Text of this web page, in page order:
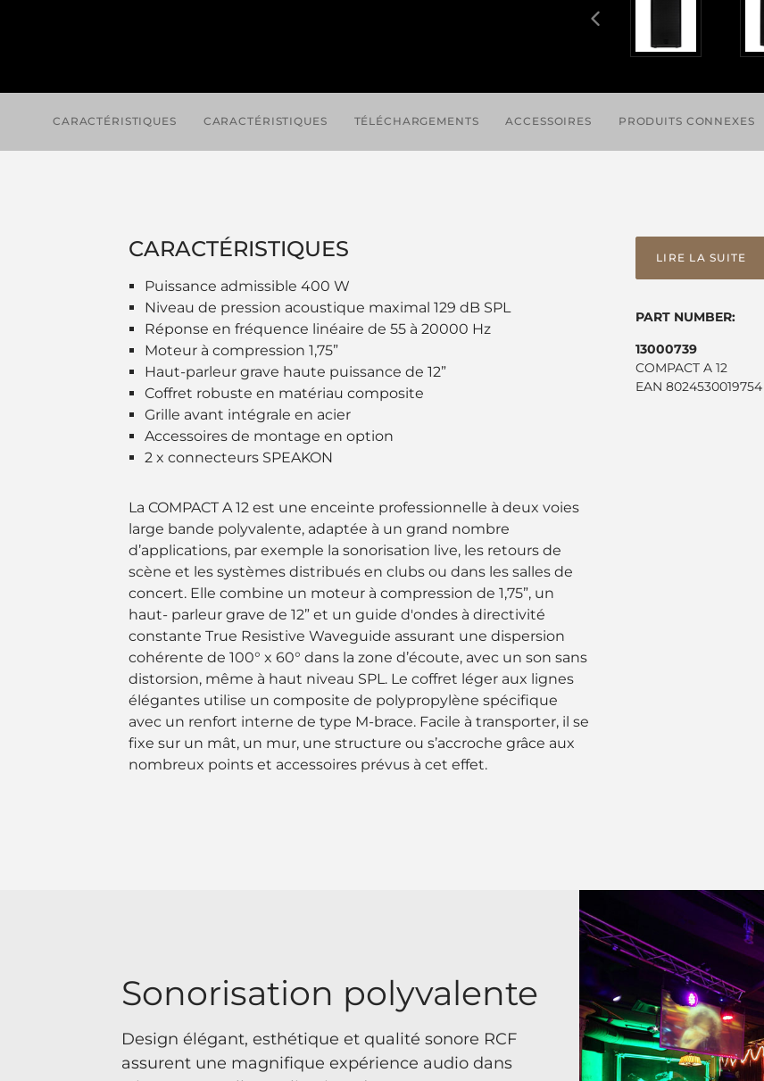
CARACTÉRISTIQUES CARACTÉRISTIQUES TÉLÉCHARGEMENTS ACCESSOIRES PRODUITS CONNEXES
CARACTÉRISTIQUES
Puissance admissible 400 W
Niveau de pression acoustique maximal 129 dB SPL
Réponse en fréquence linéaire de 55 à 20000 Hz
Moteur à compression 1,75”
Haut-parleur grave haute puissance de 12”
Coffret robuste en matériau composite
Grille avant intégrale en acier
Accessoires de montage en option
2 x connecteurs SPEAKON
La COMPACT A 12 est une enceinte professionnelle à deux voies
large bande polyvalente, adaptée à un grand nombre
d’applications, par exemple la sonorisation live, les retours de
scène et les systèmes distribués en clubs ou dans les salles de
concert. Elle combine un moteur à compression de 1,75”, un
haut- parleur grave de 12” et un guide d'ondes à directivité
constante True Resistive Waveguide assurant une dispersion
cohérente de 100° x 60° dans la zone d’écoute, avec un son sans
distorsion, même à haut niveau SPL. Le coffret léger aux lignes
élégantes utilise un composite de polypropylène spécifique
avec un renfort interne de type M-brace. Facile à transporter, il se
fixe sur un mât, un mur, une structure ou s’accroche grâce aux
nombreux points et accessoires prévus à cet effet.
LIRE LA SUITE
PART NUMBER:
13000739
COMPACT A 12
EAN 8024530019754
Sonorisation polyvalente
Design élégant, esthétique et qualité sonore RCF
assurent une magnifique expérience audio dans